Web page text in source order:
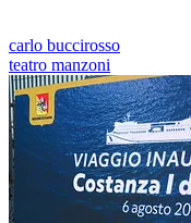
carlo buccirosso
teatro manzoni